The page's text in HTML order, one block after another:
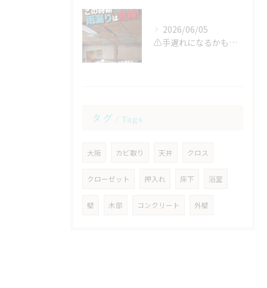
2026/06/05
⚠️手遅れになるかもしれません！！⚠️
タグ Tags
大阪 カビ取り 天井 クロス
クローゼット 押入れ 床下 浴室
壁 木部 コンクリート 外壁